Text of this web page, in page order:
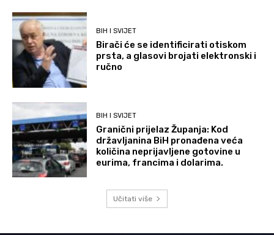
BIH I SVIJET
Birači će se identificirati otiskom
prsta, a glasovi brojati elektronski i
ručno
BIH I SVIJET
Granični prijelaz Županja: Kod
državljanina BiH pronađena veća
količina neprijavljene gotovine u
eurima, francima i dolarima.
Učitati više